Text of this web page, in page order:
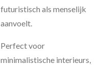
futuristisch als menselijk
aanvoelt.
Perfect voor
minimalistische interieurs,